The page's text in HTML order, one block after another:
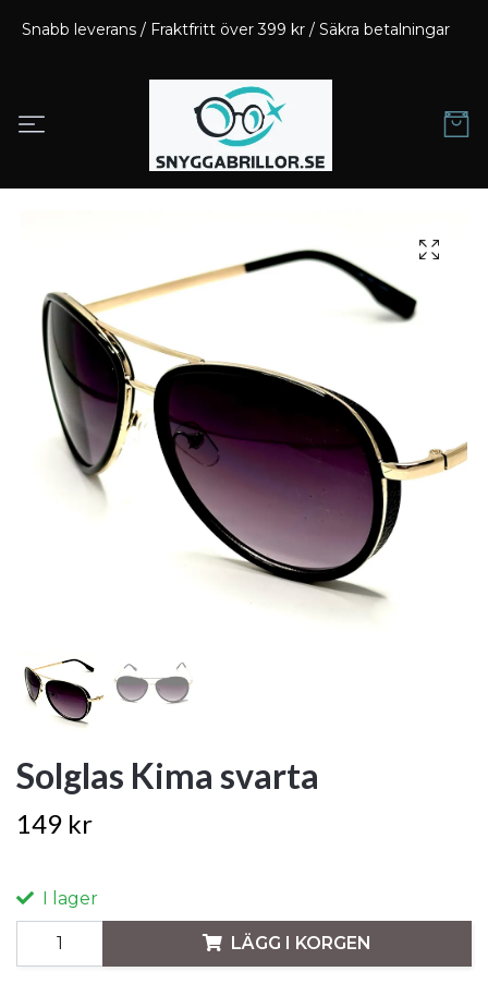
Snabb leverans / Fraktfritt över 399 kr / Säkra betalningar
Solglas Kima svarta
149 kr
I lager
LÄGG I KORGEN